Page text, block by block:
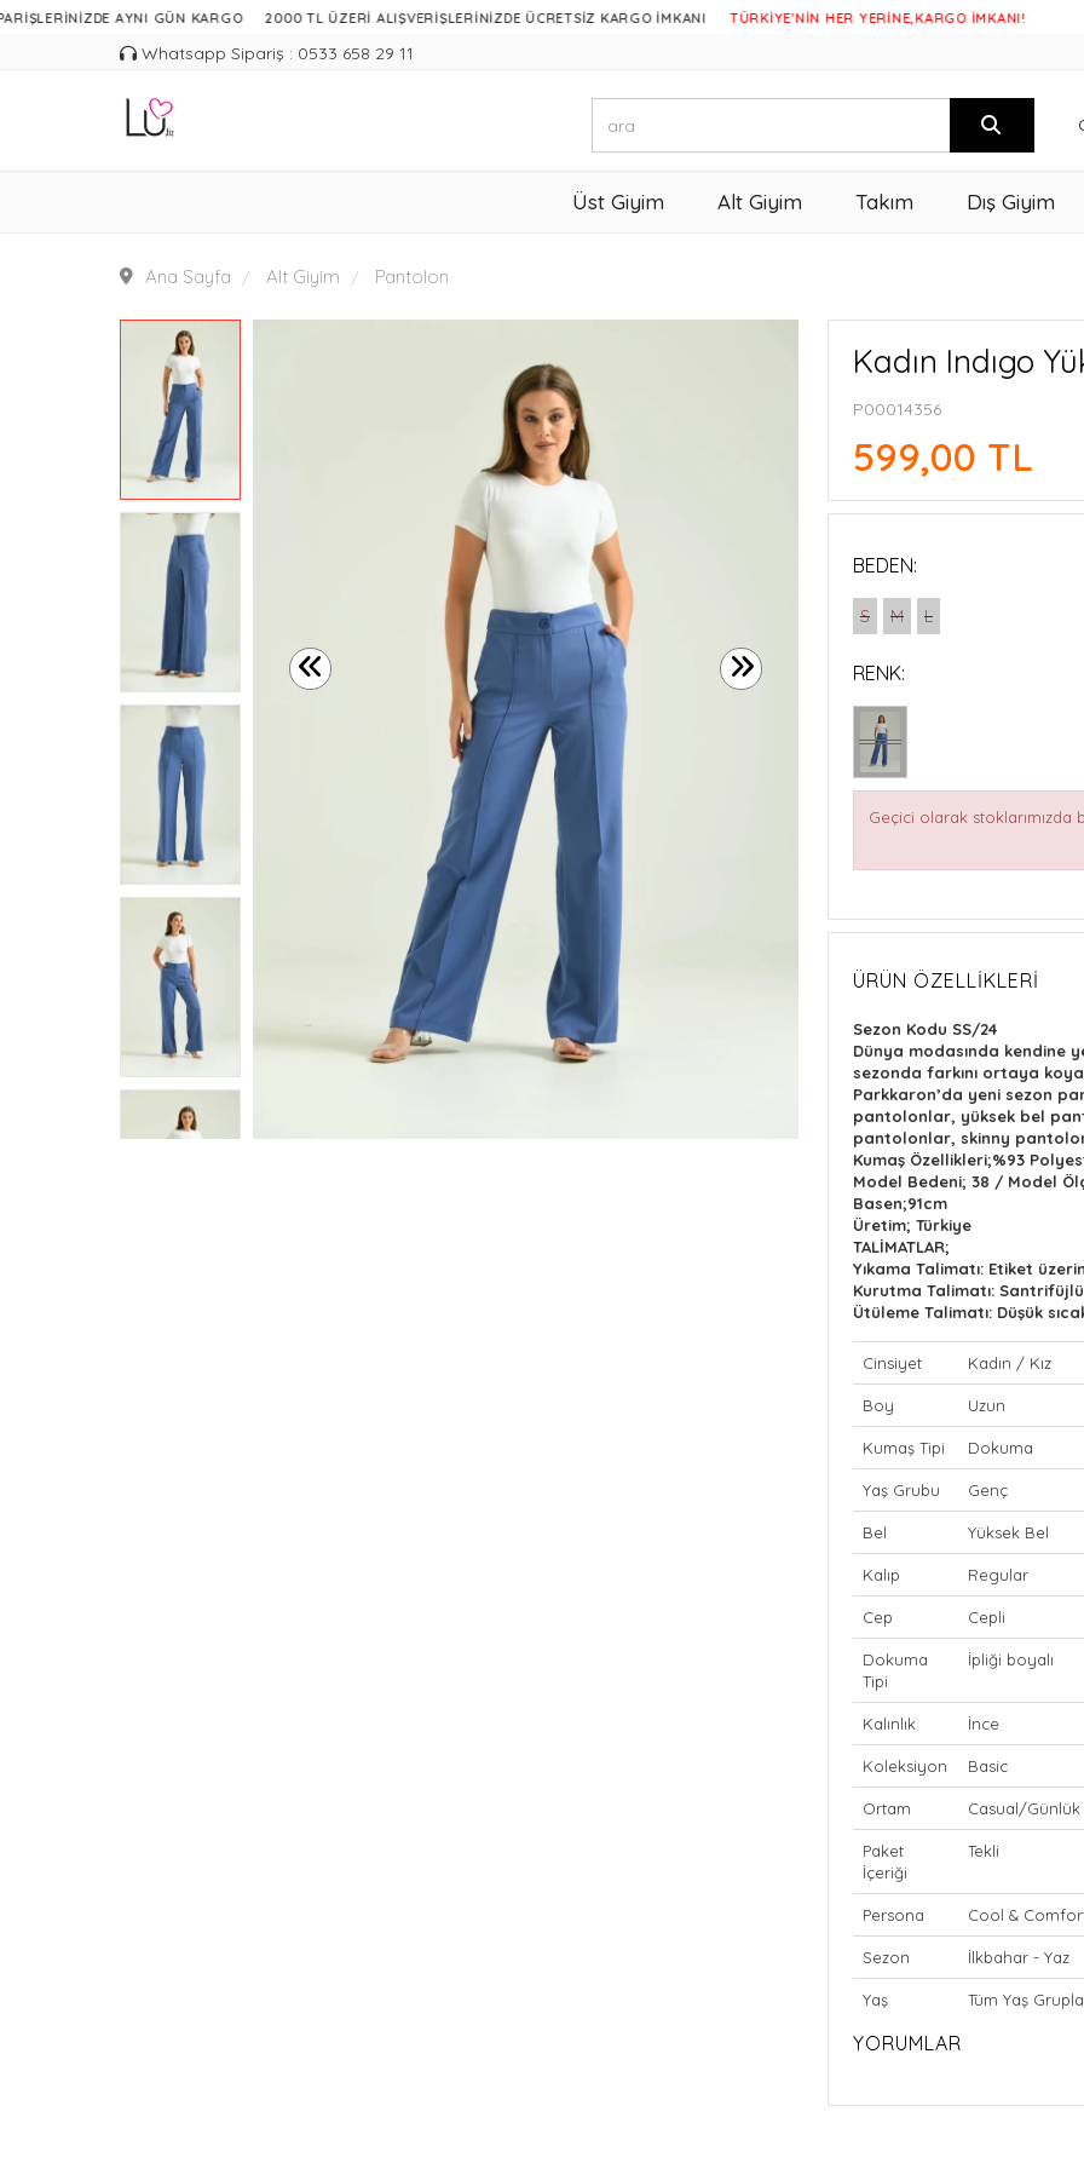
AYNI GÜN KARGO 2000 TL ÜZERİ ALIŞVERİŞLERİNİZDE ÜCRETSİZ KARGO İMKANI TÜRKİYE'NİN HER YERİNE,KARGO İMKANI!
Whatsapp Sipariş : 0533 658 29 11
Üst Giyim Alt Giyim Takım Dış Giyim
Ana Sayfa Alt Giyim Pantolon
Kadın Indıgo
P00014356
599,00 TL
BEDEN:
S M L
RENK:
Geçici olarak stoklarımızda
ÜRÜN ÖZELLIKLERI
Sezon Kodu SS/24
Dünya modasında kendine
sezonda farkını ortaya
Parkkaron’da yeni sezon
pantolonlar, yüksek bel
pantolonlar, skinny
Kumaş Özellikleri;%93
Model Bedeni; 38 / Model
Basen;91cm
Üretim; Türkiye
TALİMATLAR;
Yıkama Talimatı: Etiket
Kurutma Talimatı:
Ütüleme Talimatı: Düşük
Cinsiyet Kadın / Kız
Boy Uzun
Kumaş Tipi Dokuma
Yaş Grubu Genç
Bel Yüksek Bel
Kalıp Regular
Cep Cepli
Dokuma
Tipi
İpliği boyalı
Kalınlık İnce
Koleksiyon Basic
Ortam Casual/Günlük
Paket
İçeriği
Tekli
Persona Cool &
Sezon İlkbahar - Yaz
Yaş Tüm Yaş
YORUMLAR